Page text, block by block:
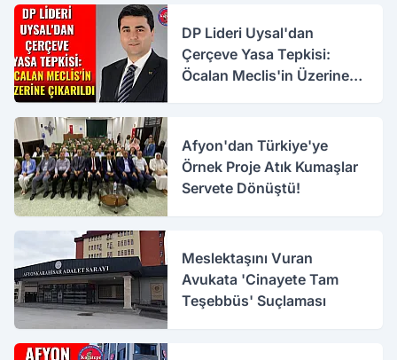
DP Lideri Uysal'dan
Çerçeve Yasa Tepkisi:
Öcalan Meclis'in Üzerine
Afyon'dan Türkiye'ye
Örnek Proje Atık Kumaşlar
Servete Dönüştü!
Meslektaşını Vuran
Avukata 'Cinayete Tam
Teşebbüs' Suçlaması